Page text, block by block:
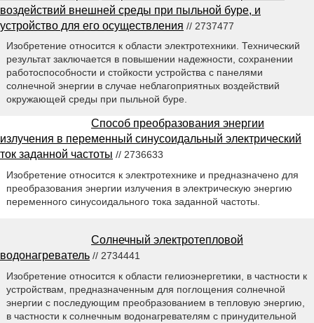
воздействий внешней среды при пыльной буре, и
устройство для его осуществления // 2737477
Изобретение относится к области электротехники. Технический
результат заключается в повышении надежности, сохранении
работоспособности и стойкости устройства с панелями
солнечной энергии в случае неблагоприятных воздействий
окружающей среды при пыльной буре.
Способ преобразования энергии
излучения в переменный синусоидальный электрический
ток заданной частоты // 2736633
Изобретение относится к электротехнике и предназначено для
преобразования энергии излучения в электрическую энергию
переменного синусоидального тока заданной частоты.
Солнечный электротепловой
водонагреватель // 2734441
Изобретение относится к области гелиоэнергетики, в частности к
устройствам, предназначенным для поглощения солнечной
энергии с последующим преобразованием в тепловую энергию,
в частности к солнечным водонагревателям с принудительной